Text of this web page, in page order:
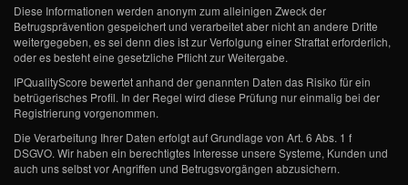
Diese Informationen werden anonym zum alleinigen Zweck der
Betrugsprävention gespeichert und verarbeitet aber nicht an andere Dritte
weitergegeben, es sei denn dies ist zur Verfolgung einer Straftat erforderlich,
oder es besteht eine gesetzliche Pflicht zur Weitergabe.
IPQualityScore bewertet anhand der genannten Daten das Risiko für ein
betrügerisches Profil. In der Regel wird diese Prüfung nur einmalig bei der
Registrierung vorgenommen.
Die Verarbeitung Ihrer Daten erfolgt auf Grundlage von Art. 6 Abs. 1 f
DSGVO. Wir haben ein berechtigtes Interesse unsere Systeme, Kunden und
auch uns selbst vor Angriffen und Betrugsvorgängen abzusichern.